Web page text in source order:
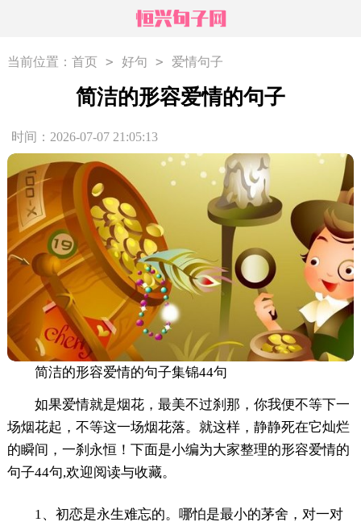
当前位置： 首页 > 好句 > 爱情句子
简洁的形容爱情的句子
时间：2026-07-07 21:05:13
简洁的形容爱情的句子集锦44句
如果爱情就是烟花，最美不过刹那，你我便不等下一
场烟花起，不等这一场烟花落。就这样，静静死在它灿烂
的瞬间，一刹永恒！下面是小编为大家整理的形容爱情的
句子44句,欢迎阅读与收藏。
1、初恋是永生难忘的。哪怕是最小的茅舍，对一对